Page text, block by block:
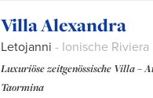
Villa Alexandra
Letojanni - Ionische Riviera
Luxuriöse zeitgenössische Villa –
Taormina